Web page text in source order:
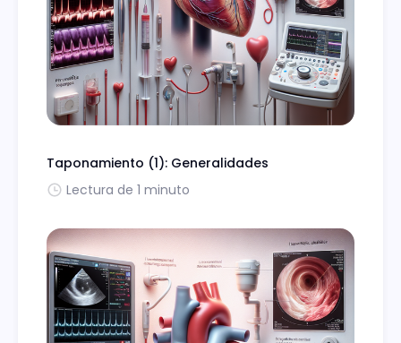
Taponamiento (1): Generalidades
Lectura de 1 minuto